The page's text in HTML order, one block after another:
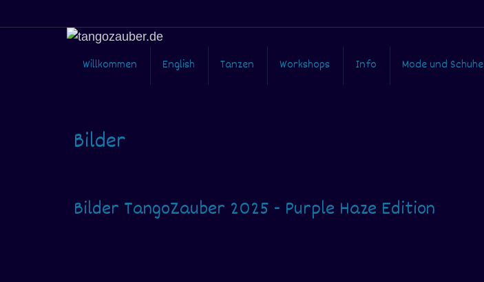
Inhalt
Inhalt
Willkommen English Tanzen Workshops Info Mode und Schuhe
Bilder
Bilder TangoZauber 2025 - Purple Haze Edition